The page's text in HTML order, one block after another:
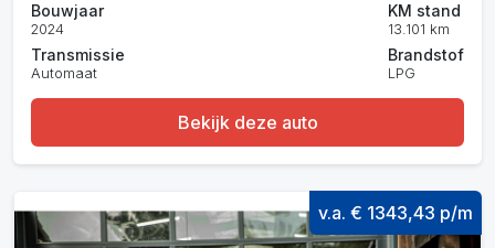
Bouwjaar
2024
Transmissie
Automaat
KM stand
13.101 km
Brandstof
LPG
Bekijk deze auto
v.a. € 1343,43 p/m